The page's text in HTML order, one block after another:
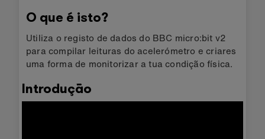
O que é isto?
Utiliza o registo de dados do BBC micro:bit v2
para compilar leituras do acelerómetro e criares
uma forma de monitorizar a tua condição física.
Introdução